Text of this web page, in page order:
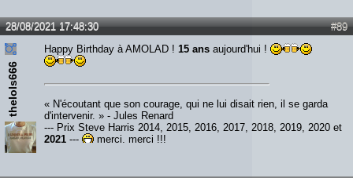
#89
28/08/2021 17:48:30
thelols666
Happy Birthday à AMOLAD ! 15 ans aujourd'hui !
« N'écoutant que son courage, qui ne lui disait rien, il se garda
d'intervenir. » - Jules Renard
--- Prix Steve Harris 2014, 2015, 2016, 2017, 2018, 2019, 2020 et
2021 --- merci, merci !!!